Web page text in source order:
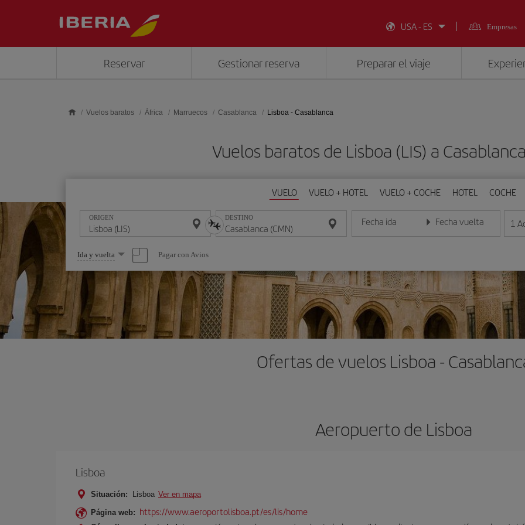
USA - ES
Empresas
Reservar Gestionar reserva Preparar el viaje
Vuelos baratos África Marruecos Casablanca Lisboa - Casablanca
Vuelos baratos de Lisboa (LIS) a
VUELO VUELO + HOTEL VUELO + COCHE HOTEL COCHE
ORIGEN DESTINO Fecha ida
Introduce la fecha en formato día/mes/año
Fecha vuelta
Introduce la fecha en 1
Seleccione
una
opción
Ida y vuelta Pagar con Avios
Ofertas de vuelos Lisboa -
Aeropuerto de Lisboa
Lisboa
Situación: Lisboa Ver en mapa
Página web: https://www.aeroportolisboa.pt/es/lis/home